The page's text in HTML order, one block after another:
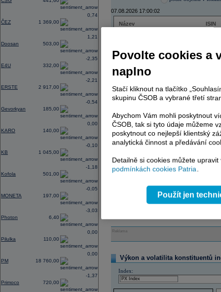
ČEZ 1 369,00
0,74
Doosan 503,00
1,21
E4U 332,00
-2,35
ERSTE 2 917,00
-2,21
Gevorkyan 185,00
-0,54
KARO 140,00
0,00
KB 1 045,00
-0,10
Kofola 501,00
-1,18
MONETA 197,00
-0,05
Photon 6,40
-3,03
Pilulka 110,00
0,00
PM 18 760,00
0,00
Primoco 720,00
-1,37
07.08.2026 17:00:02
Název
ISIN
ERSTE BANK
TMR
AD index - vývoj
Region
Reklama
Výkon a volatilita konstituentů
Index:
Povolte cookies a
naplno
Stačí kliknout na tlačítko
skupinu ČSOB a vybrané třetí
Abychom Vám mohli poskytnout
ČSOB, tak si tyto údaje můžeme
poskytnout co nejlepší klientský
analytická činnost a předávání
Detailně si cookies můžete
podmínkách cookies Patria.
Použít jen